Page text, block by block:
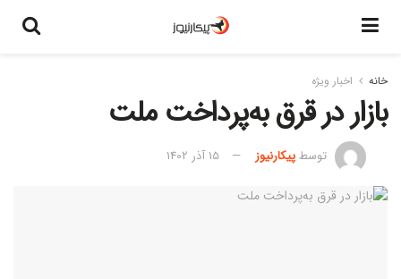
خانه اخبار ویژه
بازار در قرق به‌پرداخت ملت
توسطپیکارنیوز 15 آذر 1402